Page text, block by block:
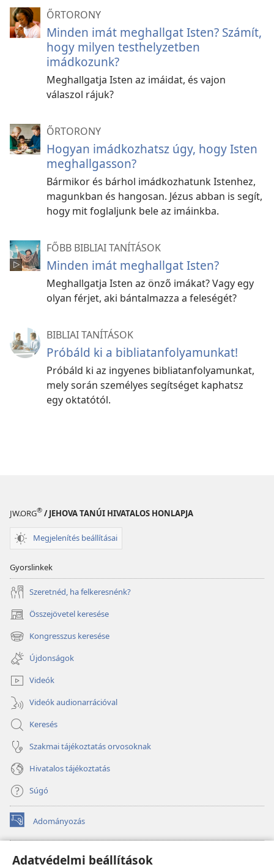
Adatvédelmi beállítások
ŐRTORONY
Minden imát meghallgat Isten? Számít,
hogy milyen testhelyzetben
imádkozunk?
Meghallgatja Isten az imáidat, és vajon
válaszol rájuk?
ŐRTORONY
Hogyan imádkozhatsz úgy, hogy Isten
meghallgasson?
Bármikor és bárhol imádkozhatunk Istenhez,
magunkban és hangosan. Jézus abban is segít,
hogy mit foglaljunk bele az imáinkba.
FŐBB BIBLIAI TANÍTÁSOK
Minden imát meghallgat Isten?
Meghallgatja Isten az önző imákat? Vagy egy
olyan férjet, aki bántalmazza a feleségét?
BIBLIAI TANÍTÁSOK
Próbáld ki a bibliatanfolyamunkat!
Próbáld ki az ingyenes bibliatanfolyamunkat,
mely során személyes segítséget kaphatsz
egy oktatótól.
JW.ORG® / JEHOVA TANÚI HIVATALOS HONLAPJA
Megjelenítés beállításai
Gyorslinkek
Szeretnéd, ha felkeresnénk?
Összejövetel keresése
(opens
new
window)
Kongresszus keresése
(opens
new
window)
Újdonságok
Videók
Videók audionarrációval
Keresés
Szakmai tájékoztatás orvosoknak
Hivatalos tájékoztatás
Súgó
Adományozás
(opens
new
Őrtorony ONLINE KÖNYVTÁR
(opens